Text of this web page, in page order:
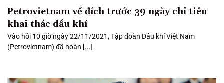
Petrovietnam về đích trước 39 ngày chỉ tiêu
khai thác dầu khí
Vào hồi 10 giờ ngày 22/11/2021, Tập đoàn Dầu khí Việt Nam
(Petrovietnam) đã hoàn [...]